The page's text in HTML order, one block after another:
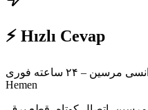
⚡ Hızlı Cevap
برقکار اورژانسی مرسین – ۲۴ ساعته فوری | Korniş Servisi
Hemen